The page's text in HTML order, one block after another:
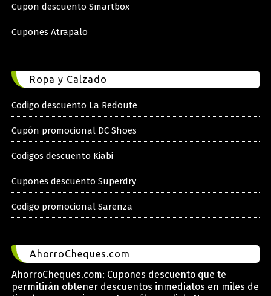
Cupon descuento Smartbox
Cupones Atrapalo
Ropa y Calzado
Codigo descuento La Redoute
Cupón promocional DC Shoes
Codigos descuento Kiabi
Cupones descuento Superdry
Codigo promocional Sarenza
AhorroCheques.com
AhorroCheques.com: Cupones descuento que te
permitirán obtener descuentos inmediatos en miles de